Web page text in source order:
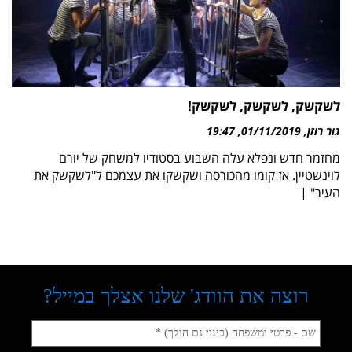
לשקשק, לשקשק, לשקשק!
גור רוזן 01/11/2019
19:47
מחזמר חדש ונפלא עלה השבוע בסטודיו למשחק של יורם
לוינשטיין. אז קומו מהכורסה ושקשקו את עצמכם ל"לשקשק את
העיר" |